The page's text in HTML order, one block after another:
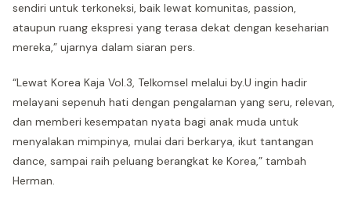
sendiri untuk terkoneksi, baik lewat komunitas, passion,
ataupun ruang ekspresi yang terasa dekat dengan keseharian
mereka,” ujarnya dalam siaran pers.
“Lewat Korea Kaja Vol.3, Telkomsel melalui by.U ingin hadir
melayani sepenuh hati dengan pengalaman yang seru, relevan,
dan memberi kesempatan nyata bagi anak muda untuk
menyalakan mimpinya, mulai dari berkarya, ikut tantangan
dance, sampai raih peluang berangkat ke Korea,” tambah
Herman.